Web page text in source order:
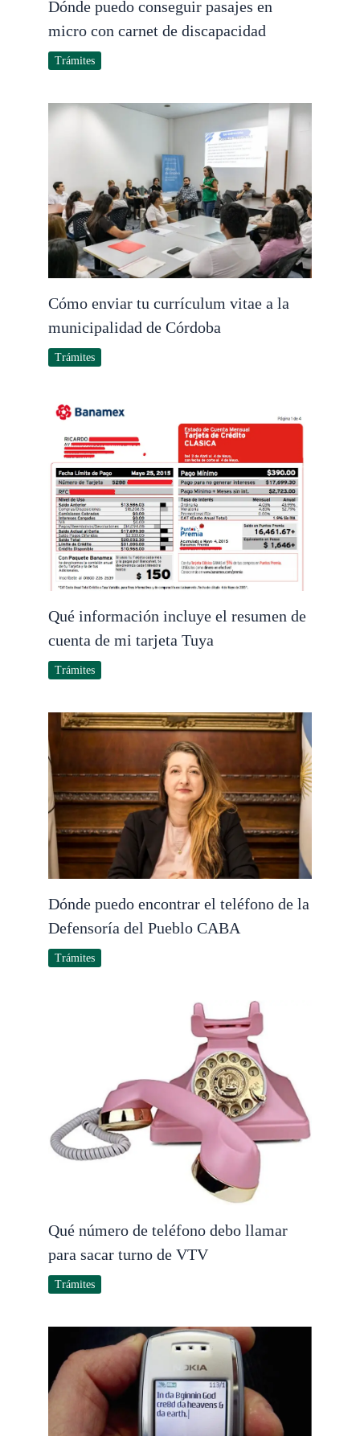
Dónde puedo conseguir pasajes en
micro con carnet de discapacidad
Trámites
Cómo enviar tu currículum vitae a la
municipalidad de Córdoba
Trámites
Qué información incluye el resumen de
cuenta de mi tarjeta Tuya
Trámites
Dónde puedo encontrar el teléfono de la
Defensoría del Pueblo CABA
Trámites
Qué número de teléfono debo llamar
para sacar turno de VTV
Trámites